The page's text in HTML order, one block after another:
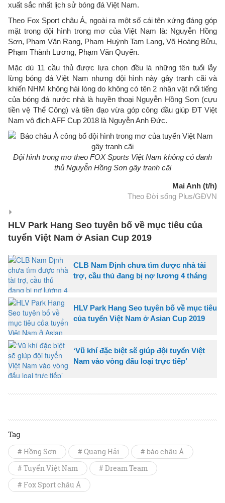
xuất sắc nhất lịch sử bóng đá Việt Nam.
Theo Fox Sport châu Á, ngoài ra một số cái tên xứng đáng góp
mặt trong đội hình trong mơ của Việt Nam là: Nguyễn Hồng
Sơn, Phạm Văn Rạng, Phạm Huỳnh Tam Lang, Võ Hoàng Bửu,
Phạm Thành Lương, Phạm Văn Quyến.
Mặc dù 11 cầu thủ được lựa chọn đều là những tên tuổi lẫy
lừng bóng đá Việt Nam nhưng đội hình này gây tranh cãi và
khiến NHM không hài lòng do không có tên 2 nhân vật nổi tiếng
của bóng đá nước nhà là huyền thoại Nguyễn Hồng Sơn (cựu
tiền vệ Thể Công) và tiền đạo vừa góp công đầu giúp ĐT Việt
Nam vô địch AFF Cup 2018 là Nguyễn Anh Đức.
Đội hình trong mơ theo FOX Sports Việt Nam không có danh
thủ Nguyễn Hồng Sơn gây tranh cãi
Mai Anh (t/h)
Theo Đời sống Plus/GĐVN
HLV Park Hang Seo tuyên bố về mục tiêu của
tuyển Việt Nam ở Asian Cup 2019
CLB Nam Định chưa tìm được nhà tài
trợ, cầu thủ đang bị nợ lương 4 tháng
HLV Park Hang Seo tuyên bố về mục tiêu
của tuyển Việt Nam ở Asian Cup 2019
‘Vũ khí đặc biệt sẽ giúp đội tuyển Việt
Nam vào vòng đấu loại trực tiếp’
Tag
# Hồng Sơn # Quang Hải
# báo châu Á
# Tuyển Việt Nam
# Dream Team
# Fox Sport châu Á